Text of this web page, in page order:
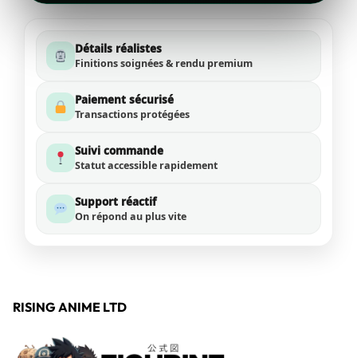
Détails réalistes
Finitions soignées & rendu premium
Paiement sécurisé
Transactions protégées
Suivi commande
Statut accessible rapidement
Support réactif
On répond au plus vite
RISING ANIME LTD